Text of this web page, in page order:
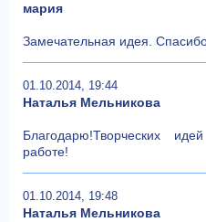
мария
Замечательная идея.
01.10.2014, 19:44
Наталья Мельникова
Благодарю!Творческих
работе!
01.10.2014, 19:48
Наталья Мельникова